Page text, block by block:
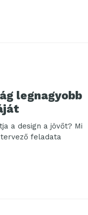
legnagyobb
a design a jövőt? Mi
feladata